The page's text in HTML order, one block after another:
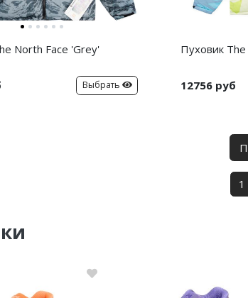
North Face 'Grey'
Выбрать
Пуховик
12756 руб
1